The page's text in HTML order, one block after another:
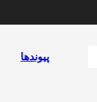
پیوندها